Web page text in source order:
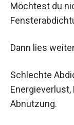
Möchtest du
Dann lies
Schlechte
Abnutzung.